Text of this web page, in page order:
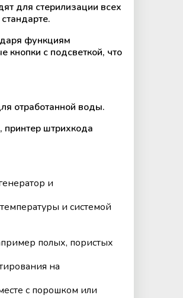
для стерилизации всех
функциям
с подсветкой, что
отработанной воды.
принтер штрихкода
и
и системой
полых, пористых
на
с порошком или